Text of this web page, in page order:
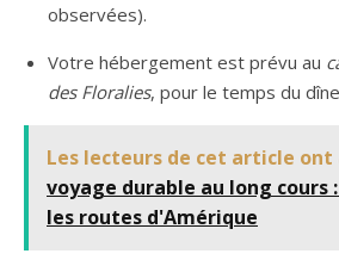
observées).
Votre hébergement est prévu au
des Floralies, pour le temps du
Les lecteurs de cet article ont
voyage durable au long cours
les routes d'Amérique